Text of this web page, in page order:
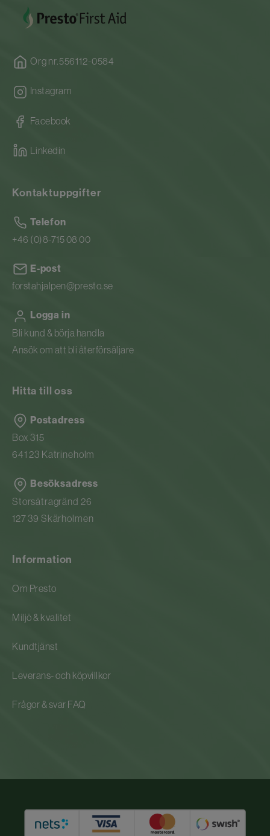
Org nr.556112-0584
Instagram
Facebook
Linkedin
Kontaktuppgifter
Telefon
+46 (0)8-715 08 00
E-post
forstahjalpen@presto.se
Logga in
Bli kund & börja handla
Ansök om att bli återförsäljare
Hitta till oss
Postadress
Box 315
641 23 Katrineholm
Besöksadress
Storsätragränd 26
127 39 Skärholmen
Information
Om Presto
Miljö & kvalitet
Kundtjänst
Leverans- och köpvillkor
Frågor & svar FAQ